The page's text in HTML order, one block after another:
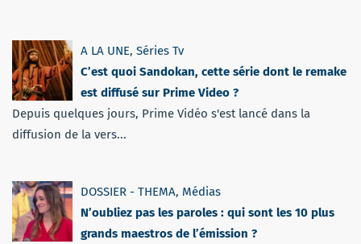
A LA UNE, Séries Tv
C’est quoi Sandokan, cette série dont le remake
est diffusé sur Prime Video ?
Depuis quelques jours, Prime Vidéo s'est lancé dans la
diffusion de la vers...
DOSSIER - THEMA, Médias
N’oubliez pas les paroles : qui sont les 10 plus
grands maestros de l’émission ?